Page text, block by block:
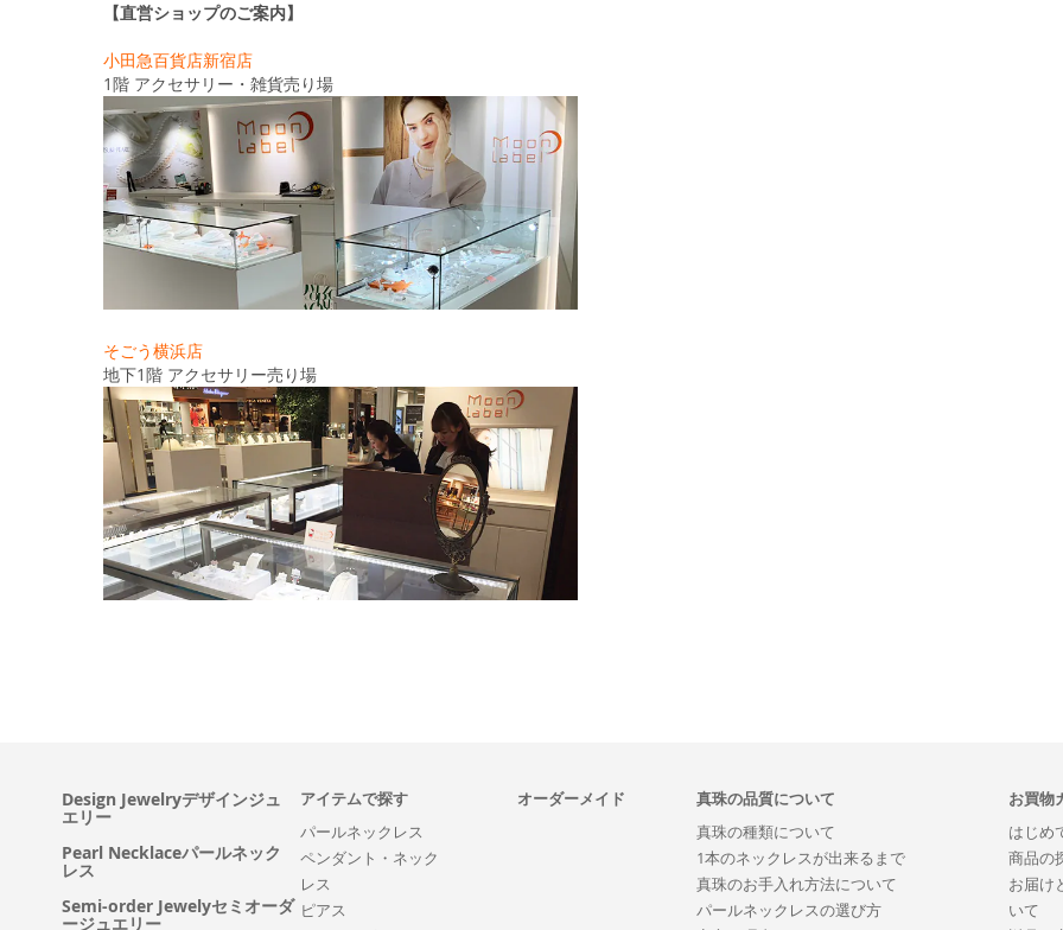
【直営ショップのご案内】
小田急百貨店新宿店
1階 アクセサリー・雑貨売り場
そごう横浜店
地下1階 アクセサリー売り場
Design Jewelryデザインジュ
エリー
Pearl Necklaceパールネック
レス
Semi-order Jewelyセミオーダ
ージュエリー
アイテムで探す
パールネックレス
ペンダント・ネック
レス
ピアス
オーダーメイド
真珠の品質について
真珠の種類について
1本のネックレスが出来るまで
真珠のお手入れ方法について
パールネックレスの選び方
お買物
はじめ
商品の
お届け
いて